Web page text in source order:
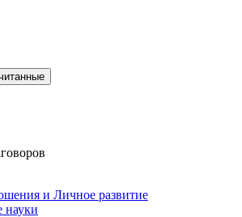
и Личное развитие
науки